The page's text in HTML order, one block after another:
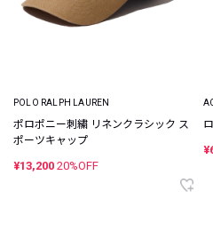
POLO RALPH LAUREN
ポロポニー刺繍 リネンクラシック ス
ポーツキャップ
¥13,200 20%OFF